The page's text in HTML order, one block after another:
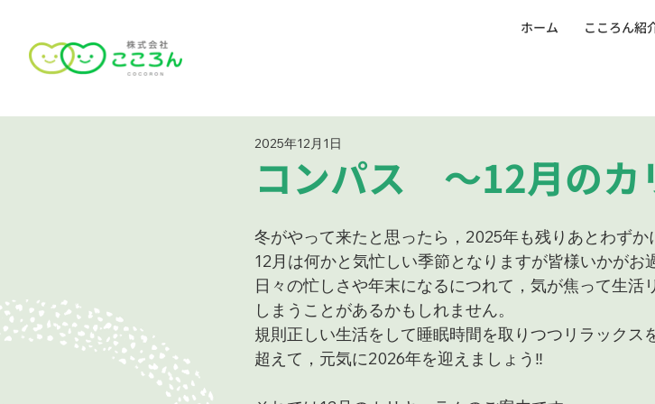
ホーム こころん紹
コンパス ～12月のカ
2025年12月1日
冬がやって来たと思ったら，2025年も残りあとわずか
12月は何かと気忙しい季節となりますが皆様いかがお
日々の忙しさや年末になるにつれて，気が焦って生活
しまうことがあるかもしれません。
規則正しい生活をして睡眠時間を取りつつリラックス
超えて，元気に2026年を迎えましょう‼